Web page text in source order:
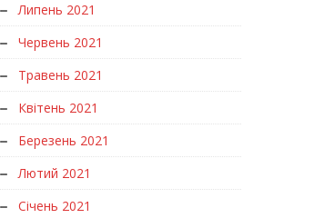
Липень 2021
Червень 2021
Травень 2021
Квітень 2021
Березень 2021
Лютий 2021
Січень 2021